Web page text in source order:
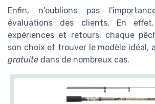
Enfin, n'oublions pas
évaluations des clients. En
expériences et retours, chaque
son choix et trouver le modèle idéal,
gratuite dans de nombreux cas.